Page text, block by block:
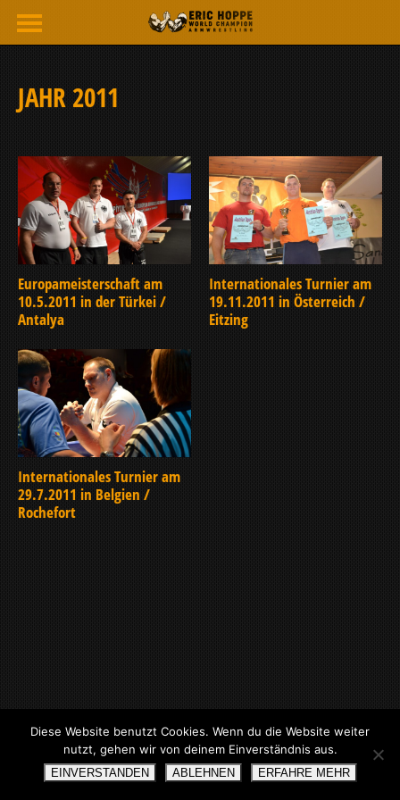
JAHR 2011
Europameisterschaft am
10.5.2011 in der Türkei /
Antalya
Internationales Turnier am
19.11.2011 in Österreich /
Eitzing
Internationales Turnier am
29.7.2011 in Belgien /
Rochefort
Diese Website benutzt Cookies. Wenn du die Website weiter
nutzt, gehen wir von deinem Einverständnis aus.
EINVERSTANDEN ABLEHNEN ERFAHRE MEHR